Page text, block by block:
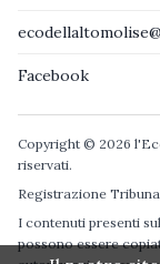
Facebook
Copyright © 2026
riservati.
Registrazione
I contenuti presenti
possono essere